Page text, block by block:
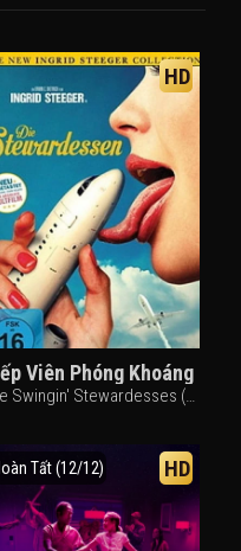
HD
Viên Phóng Khoáng
The Swingin' Stewardesses (1971)
Tất (12/12) HD